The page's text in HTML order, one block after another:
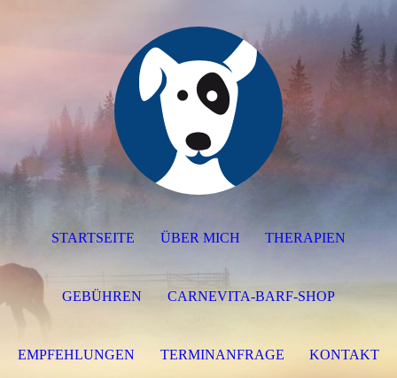
STARTSEITE ÜBER MICH THERAPIEN
GEBÜHREN CARNEVITA-BARF-SHOP
EMPFEHLUNGEN TERMINANFRAGE KONTAKT